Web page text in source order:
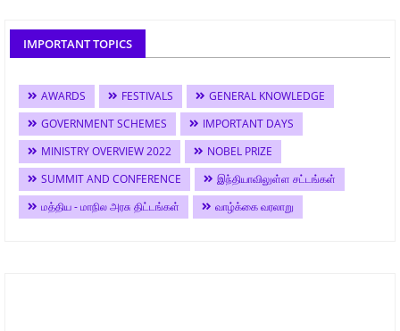
IMPORTANT TOPICS
AWARDS FESTIVALS
GENERAL KNOWLEDGE
GOVERNMENT SCHEMES
IMPORTANT DAYS
MINISTRY OVERVIEW 2022
NOBEL PRIZE
SUMMIT AND CONFERENCE
இந்தியாவிலுள்ள சட்டங்கள்
மத்திய - மாநில அரசு திட்டங்கள்
வாழ்க்கை வரலாறு